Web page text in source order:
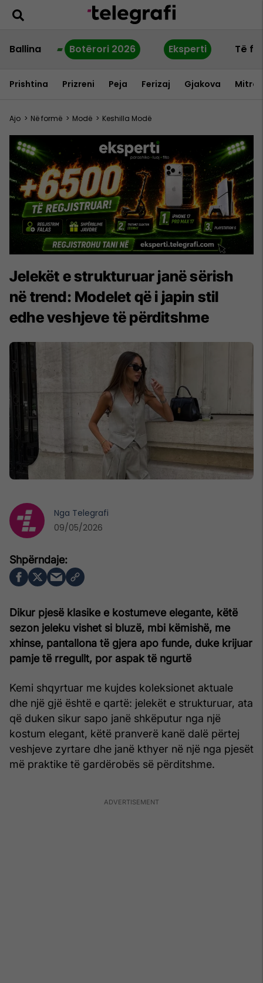
Ballina Botërori 2026 Eksperti Të
Prishtina Prizreni Peja Ferizaj Gjakova
Ajo > Në formë > Modë > Keshilla Modë
Jelekët e strukturuar janë sërish
në trend: Modelet që i japin stil
edhe veshjeve të përditshme
Dikur pjesë klasike e kostumeve elegante, këtë
sezon jeleku vishet si bluzë, mbi këmishë, me
xhinse, pantallona të gjera apo funde, duke krijuar
pamje të rregullt, por aspak të ngurtë
Kemi shqyrtuar me kujdes koleksionet aktuale
dhe një gjë është e qartë: jelekët e strukturuar, ata
që duken sikur sapo janë shkëputur nga një
kostum elegant, këtë pranverë kanë dalë përtej
veshjeve zyrtare dhe janë kthyer në një nga pjesët
më praktike të gardërobës së përditshme.
Nga Telegrafi
09/05/2026